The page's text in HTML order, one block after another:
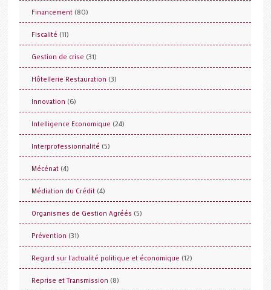
Financement (80)
Fiscalité (11)
Gestion de crise (31)
Hôtellerie Restauration (3)
Innovation (6)
Intelligence Economique (24)
Interprofessionnalité (5)
Mécénat (4)
Médiation du Crédit (4)
Organismes de Gestion Agréés (5)
Prévention (31)
Regard sur l'actualité politique et économique (12)
Reprise et Transmission (8)